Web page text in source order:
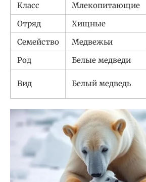
Класс Млекопитающие
Отряд
Хищные
Семейство
Медвежьи
Род
Белые медведи
Вид Белый медведь